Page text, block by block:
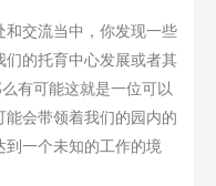
交流当中，你发现一些
的托育中心发展或者其
有可能这就是一位可以
会带领着我们的园内的
一个未知的工作的境